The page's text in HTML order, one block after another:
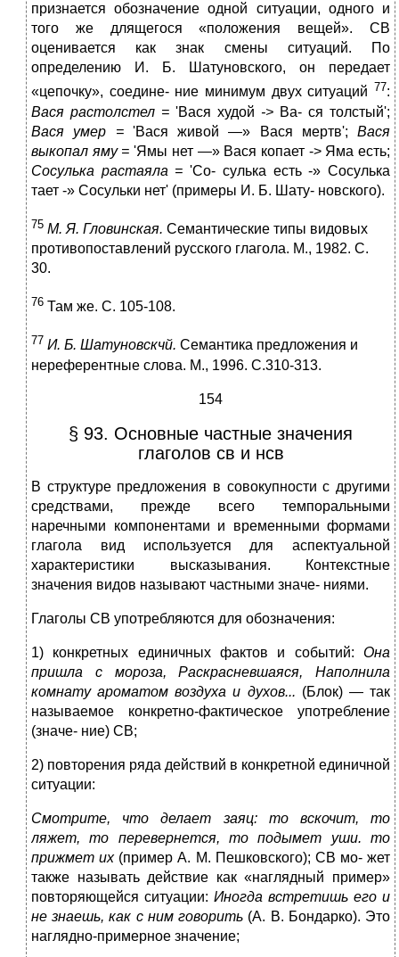
признается обозначение одной ситуации, одного и
того же длящегося «положения вещей». СВ
оценивается как знак смены ситуаций. По
определению И. Б. Шатуновского, он передает
«цепочку», соедине- ние минимум двух ситуаций 77:
Вася растолстел = 'Вася худой -> Ва- ся толстый';
Вася умер ='Вася живой —» Вася мертв'; Вася
выкопал яму = 'Ямы нет —» Вася копает -> Яма есть;
Сосулька растаяла = 'Со- сулька есть -» Сосулька
тает -» Сосульки нет' (примеры И. Б. Шату- новского).
75 М. Я. Гловинская. Семантические типы видовых
противопоставлений русского глагола. М., 1982. С.
30.
76 Там же. С. 105-108.
77 И. Б. Шатуновскчй. Семантика предложения и
нереферентные слова. М., 1996. С.310-313.
154
§ 93. Основные частные значения
глаголов св и нсв
В структуре предложения в совокупности с другими
средствами, прежде всего темпоральными
наречными компонентами и временными формами
глагола вид используется для аспектуальной
характеристики высказывания. Контекстные
значения видов называют частными значе- ниями.
Глаголы СВ употребляются для обозначения:
1) конкретных единичных фактов и событий: Она
пришла с мороза, Раскрасневшаяся, Наполнила
комнату ароматом воздухаи духов... (Блок) — так
называемое конкретно-фактическое употребление
(значе- ние) СВ;
2) повторения ряда действий в конкретной единичной
ситуации:
Смотрите, что делает заяц: то вскочит, то
ляжет,то перевернется,то подымет уши. то
прижмет их(пример А. М. Пешковского); СВ мо- жет
также называть действие как «наглядный пример»
повторяющейся ситуации: Иногда встретишь его и
не знаешь, как с ним говорить (А. В. Бондарко). Это
наглядно-примерное значение;